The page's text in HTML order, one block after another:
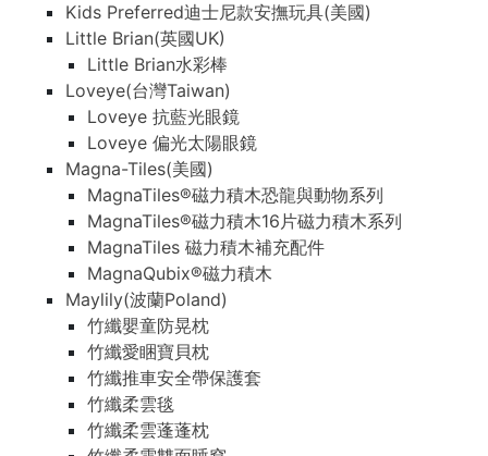
Kids Preferred迪士尼款安撫玩具(美國)
Little Brian(英國UK)
Little Brian水彩棒
Loveye(台灣Taiwan)
Loveye 抗藍光眼鏡
Loveye 偏光太陽眼鏡
Magna-Tiles(美國)
MagnaTiles®磁力積木恐龍與動物系列
MagnaTiles®磁力積木16片磁力積木系列
MagnaTiles 磁力積木補充配件
MagnaQubix®磁力積木
Maylily(波蘭Poland)
竹纖嬰童防晃枕
竹纖愛睏寶貝枕
竹纖推車安全帶保護套
竹纖柔雲毯
竹纖柔雲蓬蓬枕